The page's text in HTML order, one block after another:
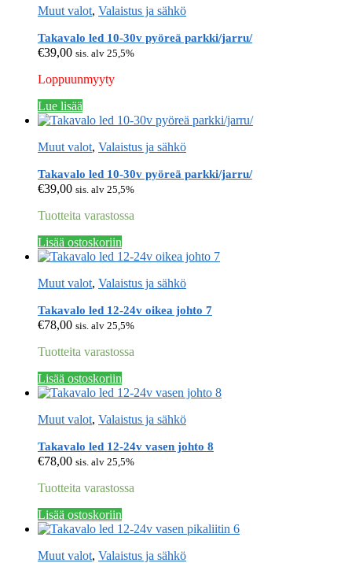
Muut valot, Valaistus ja sähkö
Takavalo led 10-30v pyöreä parkki/jarru/
€39,00 sis. alv 25,5%
Loppuunmyyty
Lue lisää
Muut valot, Valaistus ja sähkö
Takavalo led 10-30v pyöreä parkki/jarru/
€39,00 sis. alv 25,5%
Tuotteita varastossa
Lisää ostoskoriin
Muut valot, Valaistus ja sähkö
Takavalo led 12-24v oikea johto 7
€78,00 sis. alv 25,5%
Tuotteita varastossa
Lisää ostoskoriin
Muut valot, Valaistus ja sähkö
Takavalo led 12-24v vasen johto 8
€78,00 sis. alv 25,5%
Tuotteita varastossa
Lisää ostoskoriin
Muut valot, Valaistus ja sähkö